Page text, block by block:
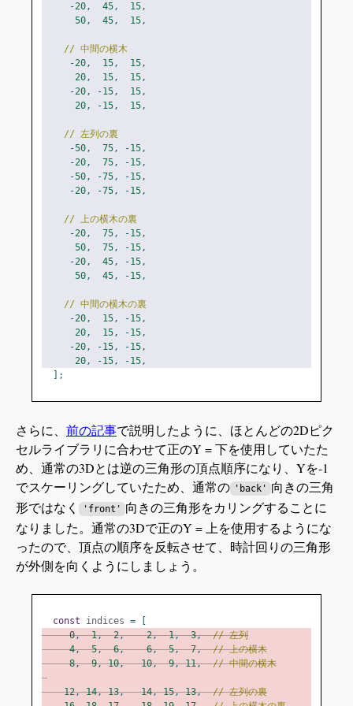
-20, 45, 15,
50, 45, 15,
// 中間の横木
-20, 15, 15,
20, 15, 15,
-20, -15, 15,
20, -15, 15,
// 左列の裏
-50, 75, -15,
-20, 75, -15,
-50, -75, -15,
-20, -75, -15,
// 上の横木の裏
-20, 75, -15,
50, 75, -15,
-20, 45, -15,
50, 45, -15,
// 中間の横木の裏
-20, 15, -15,
20, 15, -15,
-20, -15, -15,
20, -15, -15,
];
さらに、 前の記事で説明したように、ほとんどの2Dピク
セルライブラリに合わせて正のY = 下を使用していたた
め、通常の3Dとは逆の三角形の頂点順序になり、Yを-1
でスケーリングしていたため、通常の 'back' 向きの三角
形ではなく
'front' 向きの三角形をカリングすることに
なりました。通常の3Dで正のY = 上を使用するようにな
ったので、頂点の順序を反転させて、時計回りの三角形
が外側を向くようにしましょう。
const indices =
0, 1, 2, 2, 1, 3,
// 左列
4, 5, 6, 6, 5, 7,
// 上の横木
8, 9, 10, 10, 9, 11, // 中間の横木
12, 14, 13, 14, 15, 13,
// 左列の裏